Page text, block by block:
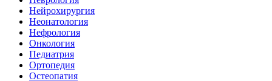
Нейрохирургия
Неонатология
Нефрология
Онкология
Педиатрия
Ортопедия
Остеопатия